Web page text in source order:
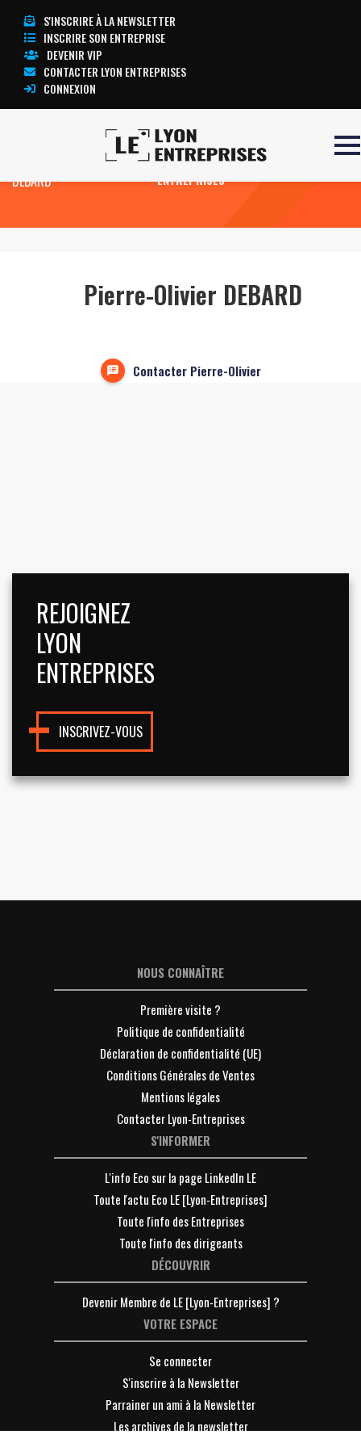
S'INSCRIRE À LA NEWSLETTER
INSCRIRE SON ENTREPRISE
DEVENIR VIP
CONTACTER LYON ENTREPRISES
CONNEXION
Pierre-Olivier
DEBARD
TOUTE L’ACTUALITÉ LYON
ENTREPRISES
Pierre-Olivier DEBARD
Contacter Pierre-Olivier
REJOIGNEZ
LYON
ENTREPRISES
INSCRIVEZ-VOUS
NOUS CONNAÎTRE
Première visite ?
Politique de confidentialité
Déclaration de confidentialité (UE)
Conditions Générales de Ventes
Mentions légales
Contacter Lyon-Entreprises
S'INFORMER
L'info Eco sur la page LinkedIn LE
Toute l'actu Eco LE [Lyon-Entreprises]
Toute l'info des Entreprises
Toute l'info des dirigeants
DÉCOUVRIR
Devenir Membre de LE [Lyon-Entreprises] ?
VOTRE ESPACE
Se connecter
S'inscrire à la Newsletter
Parrainer un ami à la Newsletter
Les archives de la newsletter